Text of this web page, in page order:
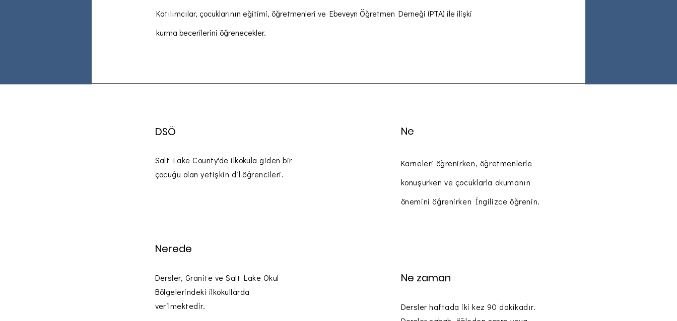
Katılımcılar, çocuklarının eğitimi, öğretmenleri ve Ebeveyn Öğretmen Derneği (PTA) ile ilişki
kurma becerilerini öğrenecekler.
DSÖ
Salt Lake County'de ilkokula giden bir
çocuğu olan yetişkin dil öğrencileri.
Nerede
Dersler, Granite ve Salt Lake Okul
Bölgelerindeki ilkokullarda
verilmektedir.
Ne
Karneleri öğrenirken, öğretmenlerle
konuşurken ve çocuklarla okumanın
önemini öğrenirken İngilizce öğrenin.
Ne zaman
Dersler haftada iki kez 90 dakikadır.